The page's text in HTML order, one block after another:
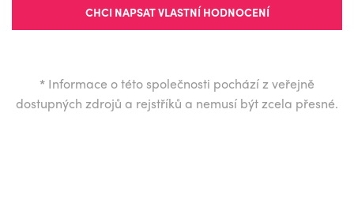
CHCI NAPSAT VLASTNÍ HODNOCENÍ
* Informace o této společnosti pochází z veřejně
dostupných zdrojů a rejstříků a nemusí být zcela přesné.